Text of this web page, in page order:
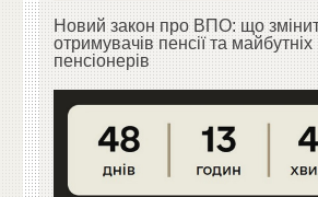
Новий закон про ВПО: що
отримувачів пенсії та майбутніх
пенсіонерів